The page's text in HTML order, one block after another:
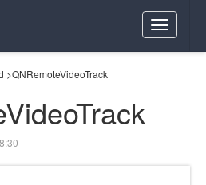
Toggle
navigation
>QNRemoteVideoTrack